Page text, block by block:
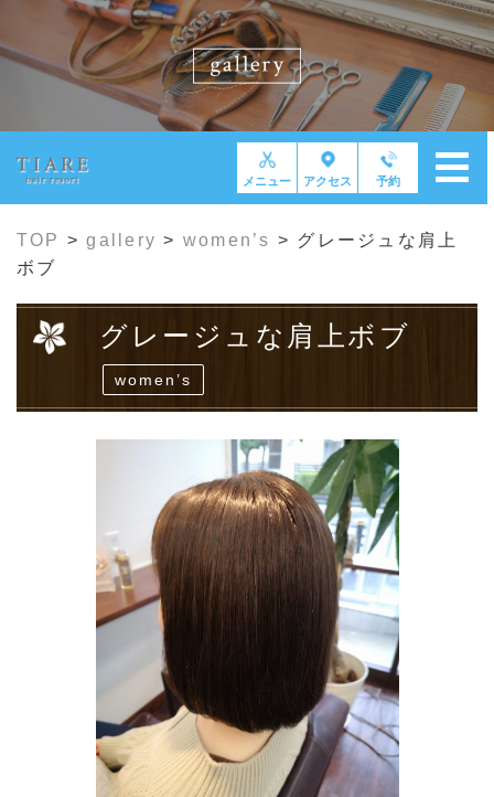
メニュー アクセス 予約
TOP >gallery > women’s > グレージュな肩上
ボブ
グレージュな肩上ボブ
women’s